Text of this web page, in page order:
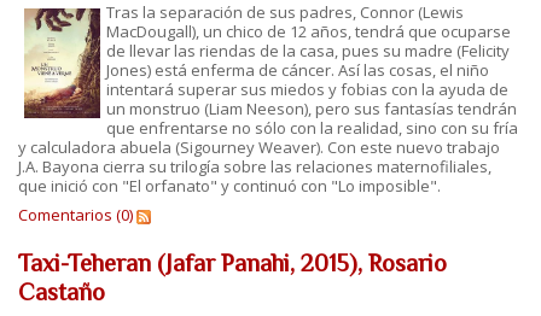
Tras la separación de sus padres, Connor (Lewis
MacDougall), un chico de 12 años, tendrá que ocuparse
de llevar las riendas de la casa, pues su madre (Felicity
Jones) está enferma de cáncer. Así las cosas, el niño
intentará superar sus miedos y fobias con la ayuda de
un monstruo (Liam Neeson), pero sus fantasías tendrán
que enfrentarse no sólo con la realidad, sino con su fría
y calculadora abuela (Sigourney Weaver). Con este nuevo trabajo
J.A. Bayona cierra su trilogía sobre las relaciones maternofiliales,
que inició con "El orfanato" y continuó con "Lo imposible".
Comentarios (0)
Taxi-Teheran (Jafar Panahi, 2015), Rosario
Castaño